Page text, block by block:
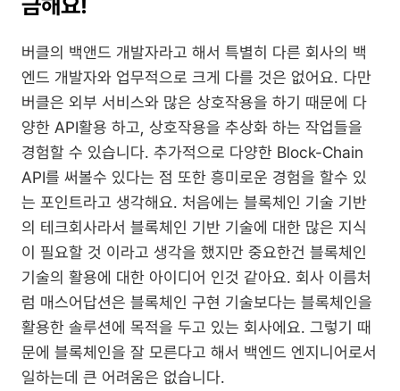
버클의 백앤드 개발자라고 해서 특별히 다른 회사의 백
엔드 개발자와 업무적으로 크게 다를 것은 없어요. 다만
버클은 외부 서비스와 많은 상호작용을 하기 때문에 다
양한 API활용 하고, 상호작용을 추상화 하는 작업들을
경험할 수 있습니다. 추가적으로 다양한 Block-Chain
API를 써볼수 있다는 점 또한 흥미로운 경험을 할수 있
는 포인트라고 생각해요. 처음에는 블록체인 기술 기반
의 테크회사라서 블록체인 기반 기술에 대한 많은 지식
이 필요할 것 이라고 생각을 했지만 중요한건 블록체인
기술의 활용에 대한 아이디어 인것 같아요. 회사 이름처
럼 매스어답션은 블록체인 구현 기술보다는 블록체인을
활용한 솔루션에 목적을 두고 있는 회사에요. 그렇기 때
문에 블록체인을 잘 모른다고 해서 백엔드 엔지니어로서
일하는데 큰 어려움은 없습니다.